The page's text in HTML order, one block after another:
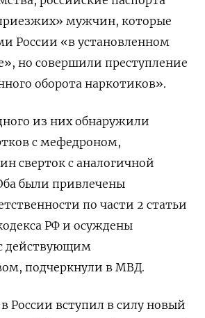
мужчин, которые
России «в установленном
но совершили преступление
оборота наркотиков».
из них обнаружили
с мефедроном,
сверток с аналогичной
были привлечены
по части 2 статьи
РФ и осуждены
действующим
подчеркнули в МВД.
России вступил в силу новый